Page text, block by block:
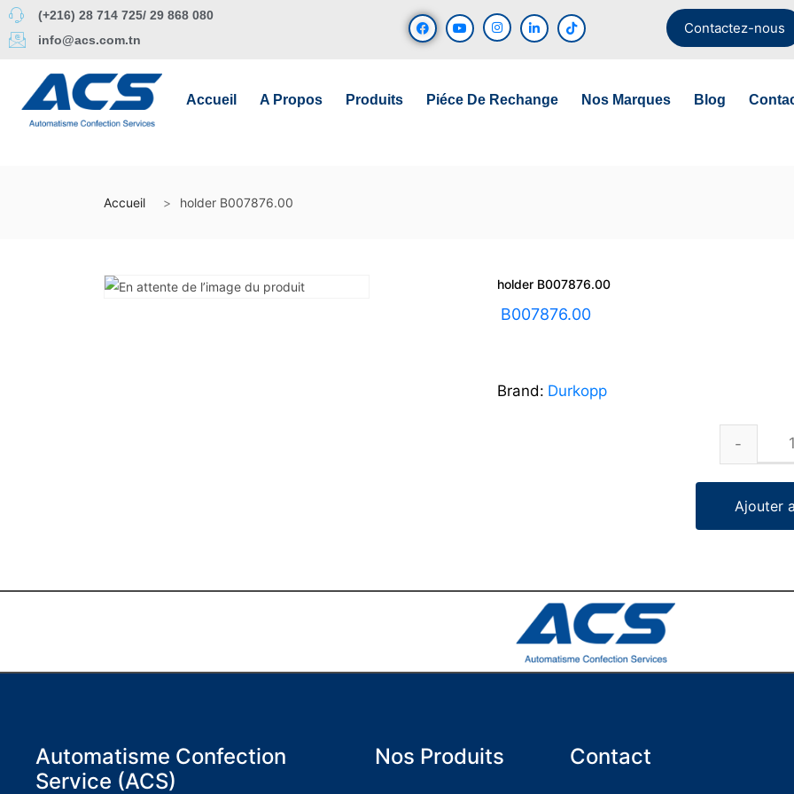
(+216) 28 714 725/ 29 868 080
info@acs.com.tn
Contactez-nous
Accueil A Propos Produits Piéce De Rechange Nos Marques Blog
Accueil holder B007876.00
holder B007876.00
B007876.00
Brand: Durkopp
Ajouter
Automatisme Confection
Service (ACS)
Nos Produits Contact